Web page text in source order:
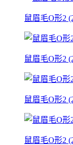
鼠眉毛O形2
鼠眉毛O形2
鼠眉毛O形2
鼠眉毛O形2